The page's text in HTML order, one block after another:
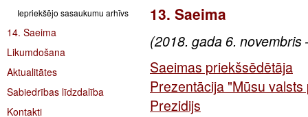
Iepriekšējo sasaukumu arhīvs
14. Saeima
Likumdošana
Aktualitātes
Sabiedrības līdzdalība
Kontakti
13. Saeima
(2018. gada 6.
Saeimas priekšsēdētāja
Prezentācija "Mūsu
Prezidijs